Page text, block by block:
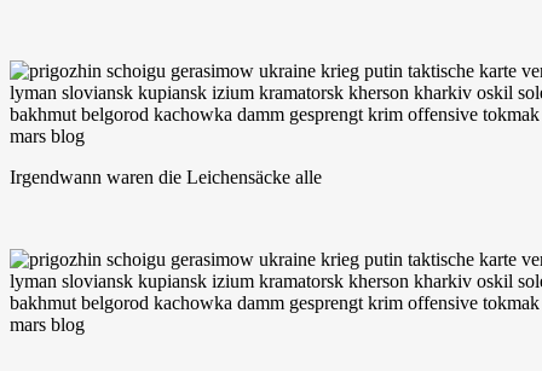
Irgendwann waren die Leichensäcke alle